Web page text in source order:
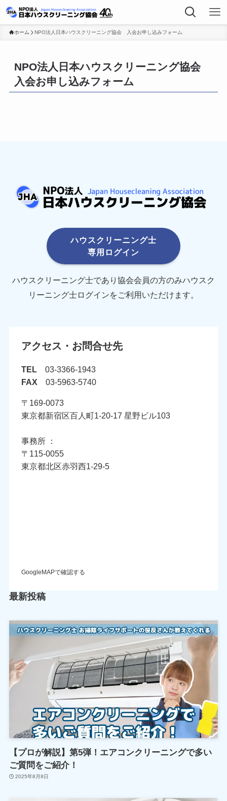
ホーム NPO法人日本ハウスクリーニング協会 入会お申し込みフォーム
NPO法人日本ハウスクリーニング協会
入会お申し込みフォーム
ハウスクリーニング士
専用ログイン
ハウスクリーニング士であり協会会員の方のみハウスク
リーニング士ログインをご利用いただけます。
アクセス・お問合せ先
TEL03-3366-1943
FAX03-5963-5740
〒169-0073
東京都新宿区百人町1-20-17 星野ビル103
事務所 ：
〒115-0055
東京都北区赤羽西1-29-5
GoogleMAPで確認する
最新投稿
【プロが解説】第5弾！エアコンクリーニングで多い
ご質問をご紹介！
2025年8月8日